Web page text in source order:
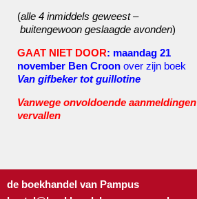
(alle 4 inmiddels geweest –
buitengewoon geslaagde avonden)
GAAT NIET DOOR: maandag 21
november Ben Croon over zijn boek
Van gifbeker tot guillotine
Vanwege onvoldoende aanmeldingen
vervallen
de boekhandel van Pampus